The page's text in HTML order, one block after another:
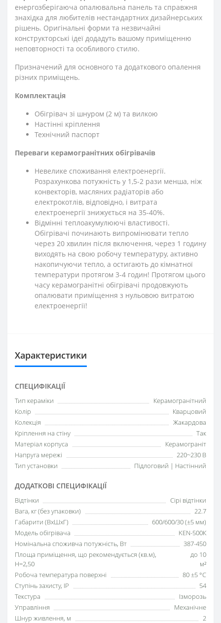
енергозберігаюча опалювальна панель та справжня
знахідка для любителів нестандартних дизайнерських
рішень. Оригінальні форми та незвичайні
конструкторські ідеї додадуть вашому приміщенню
неповторності та особливого стилю.
Призначений для основного та додаткового опалення
різних приміщень.
Комплектація
Обігрівач зі шнуром (2 м) та вилкою
Настінні кріплення
Технічний паспорт
Переваги керамогранітних обігрівачів
Невелике споживання електроенергії.
Розрахункова потужність у 1,5-2 рази менша, ніж
конвекторів, масляних радіаторів або
електрокотлів, відповідно, і витрата
електроенергії знижується на 35-40%.
Відмінні теплоакумулюючі властивості.
Обігрівачі починають випромінювати тепло
через 20 хвилин після включення, через 1 годину
виходять на свою робочу температуру, активно
накопичуючи тепло, а остигають до кімнатної
температури протягом 3-4 годин! Протягом цього
часу керамогранітні обігрівачі продовжують
опалювати приміщення з нульовою витратою
електроенергії!
Характеристики
СПЕЦИФІКАЦІЇ
Тип кераміки
Керамогранітний
Колір
Кварцовий
Колекція
Жакардова
Кріплення на стіну
Так
Матеріал корпуса
Керамограніт
Напруга мережі
220~230 В
Тип установки
Підлоговий | Настінний
ДОДАТКОВІ СПЕЦИФІКАЦІЇ
Відтінки
Сірі відтінки
Вага, кг (без упаковки)
22.7
Габарити (ВхШхГ)
600/600/30 (±5 мм)
Модель обігрівача
KEN-500К
Номінальна споживча потужність, Вт
387-450
Площа приміщення, що рекомендується (кв.м),
H=2,50
до 10
м²
Робоча температура поверхні
80 ±5 °С
Ступінь захисту, IP
54
Текстура
Ізморозь
Управління
Механічне
Шнур живлення, м
2